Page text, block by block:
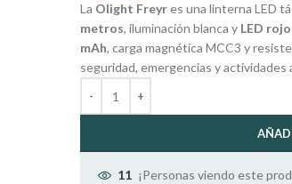
La Olight Freyres una linterna LED
metros, iluminación blanca y LED
mAh, carga magnética MCC3 y
seguridad, emergencias y actividades
11 ¡Personas viendo este